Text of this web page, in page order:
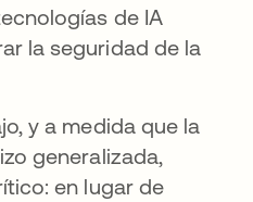
de IA
la seguridad de la
y a medida que la
generalizada,
en lugar de